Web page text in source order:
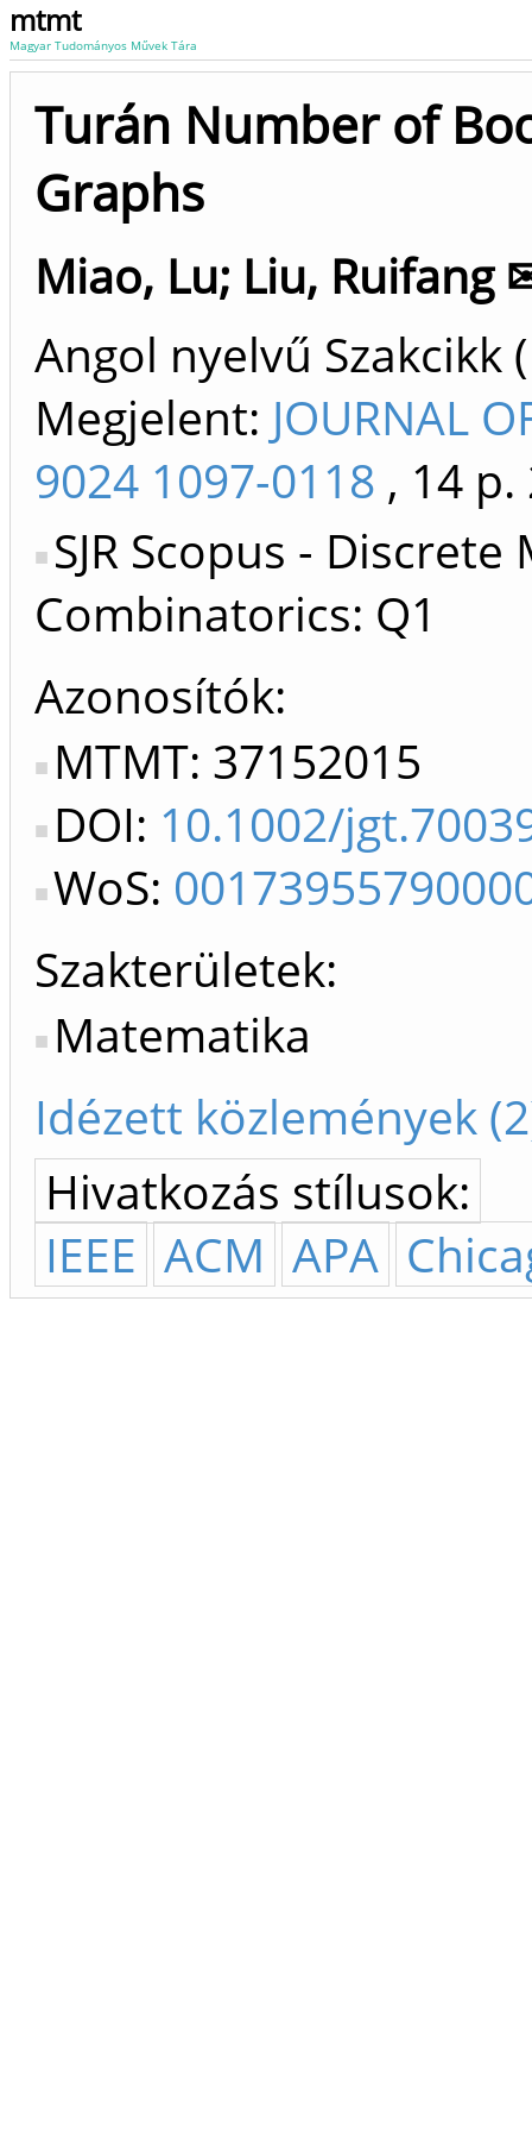
mtmt
Magyar Tudományos Művek Tára
Turán Number of
Graphs
Miao, Lu; Liu, Ruifang
Angol nyelvű
Megjelent: JOURNAL
9024 1097-0118 , 14 p.
SJR Scopus -
Combinatorics: Q1
Azonosítók
MTMT: 37152015
DOI: 10.1002/
WoS:
Szakterületek:
Matematika
Idézett közlemények
Hivatkozás stílusok:
IEEE ACM APA